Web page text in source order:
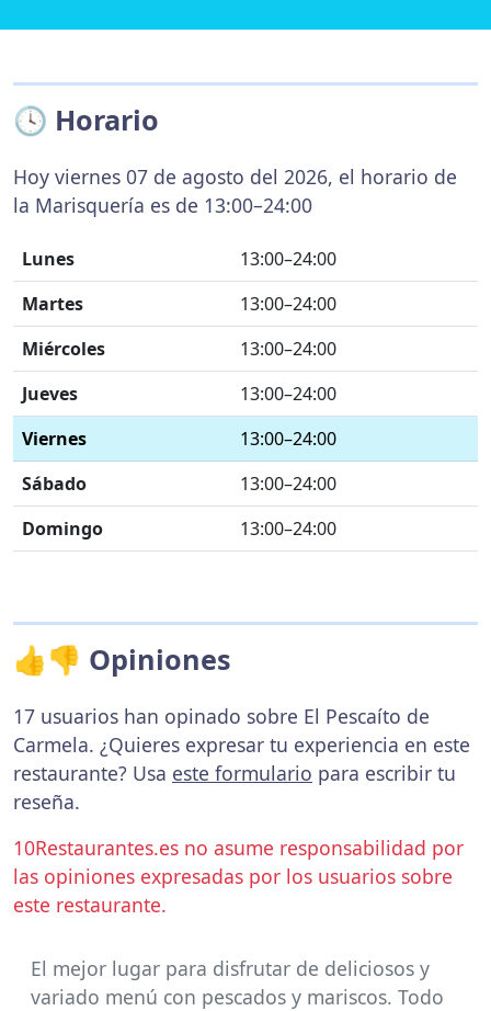
🕓 Horario
Hoy viernes 07 de agosto del 2026, el horario de
la Marisquería es de 13:00–24:00
Lunes
13:00–24:00
Martes
13:00–24:00
Miércoles
13:00–24:00
Jueves
13:00–24:00
Viernes
13:00–24:00
Sábado
13:00–24:00
Domingo
13:00–24:00
👍👎 Opiniones
17 usuarios han opinado sobre El Pescaíto de
Carmela. ¿Quieres expresar tu experiencia en este
restaurante? Usa este formulario para escribir tu
reseña.
10Restaurantes.es no asume responsabilidad por
las opiniones expresadas por los usuarios sobre
este restaurante.
El mejor lugar para disfrutar de deliciosos y
variado menú con pescados y mariscos. Todo